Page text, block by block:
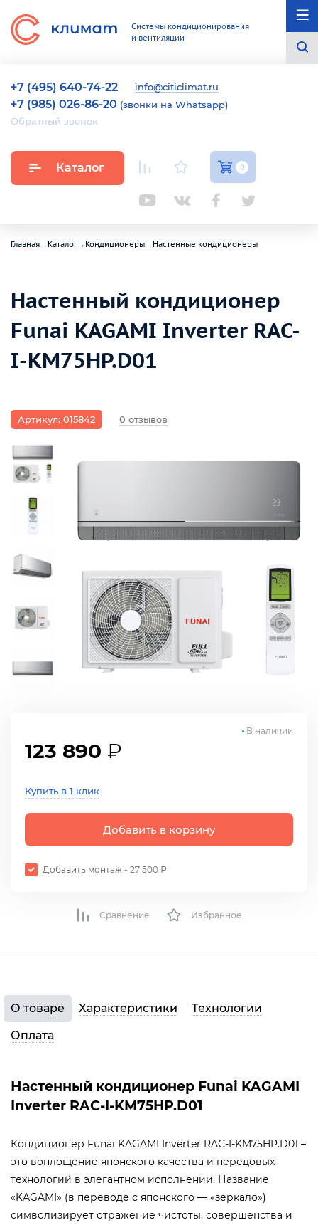
Системы кондиционирования
и вентиляции
+7 (495) 640-74-22 info@citiclimat.ru
+7 (985) 026-86-20 (звонки на Whatsapp)
Обратный звонок
Каталог 0
Главная→ Каталог→ Кондиционеры→ Настенные кондиционеры
Настенный кондиционер
Funai KAGAMI Inverter RAC-
I-KM75HP.D01
Артикул: 015842 0 отзывов
123 890 ₽
Купить в 1 клик
Добавить в корзину
Добавить монтаж - 27 500 ₽
В наличии
Сравнение Избранное
О товаре Характеристики
Технологии
Оплата
Настенный кондиционер Funai KAGAMI
Inverter RAC-I-KM75HP.D01
Кондиционер Funai KAGAMI Inverter RAC-I-KM75HP.D01 –
это воплощение японского качества и передовых
технологий в элегантном исполнении. Название
«KAGAMI» (в переводе с японского — «зеркало»)
символизирует отражение чистоты, совершенства и